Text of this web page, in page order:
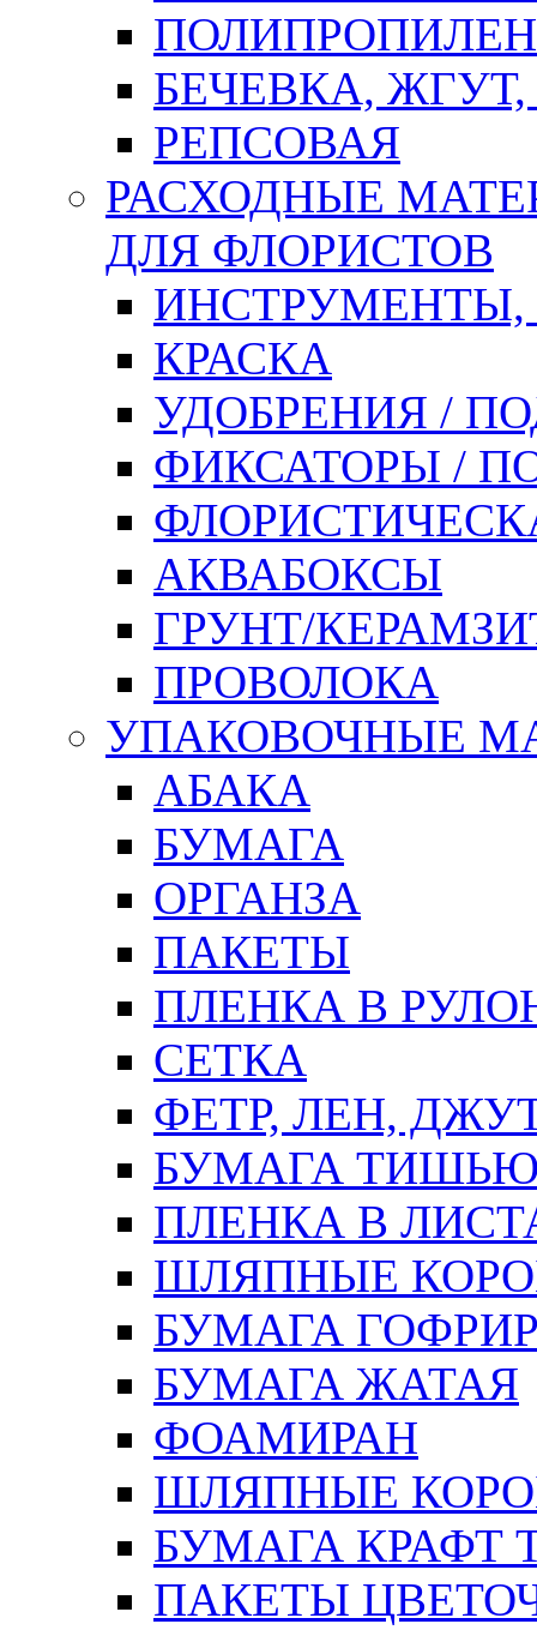
БЕЧЕВКА,
РЕПСОВАЯ
РАСХОДНЫЕ
ДЛЯ ФЛОРИСТОВ
ИНСТРУМЕНТЫ,
КРАСКА
УДОБРЕНИЯ /
ФИКСАТОРЫ /
АКВАБОКСЫ
ГРУНТ/
ПРОВОЛОКА
УПАКОВОЧНЫЕ
АБАКА
БУМАГА
ОРГАНЗА
ПАКЕТЫ
ПЛЕНКА В
СЕТКА
ФЕТР, ЛЕН,
БУМАГА
ПЛЕНКА В
ШЛЯПНЫЕ
БУМАГА
БУМАГА ЖАТАЯ
ФОАМИРАН
ШЛЯПНЫЕ
БУМАГА КРАФТ
ПАКЕТЫ